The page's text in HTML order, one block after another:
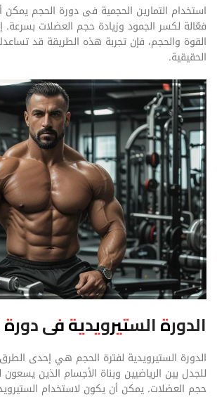
استخدام التمارين الحجمية فی دورة الحجم يمكن
فعّالة لكسر الجمود وزيادة حجم العضلات
القوة والحجم، فإن تجربة هذه الطريقة قد
الحقيقية.
الدورة الستيرويدية فی
الدورة الستيرويدية لفترة الحجم هي إحدى الطرق
للجدل بين الرياضيين وبناة الأجسام الذين
حجم العضلات. يمكن أن يكون لاستخدام